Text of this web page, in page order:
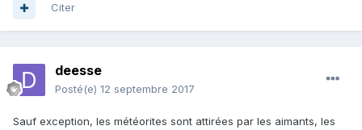
Citer
deesse
Posté(e) 12 septembre 2017
Sauf exception, les météorites sont attirées par les aimants, les